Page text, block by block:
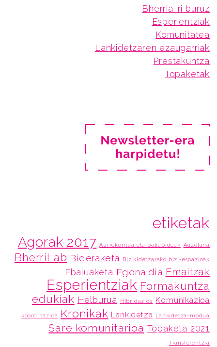
Bherria-ri buruz
Esperientziak
Komunitatea
Lankidetzaren ezaugarriak
Prestakuntza
Topaketak
etiketak
Agorak 2017 Aurrekontua eta baliabideak Auzolana
BherriLab Bideraketa Bizikidetzarako bizi-espazioak
Ebaluaketa Egonaldia Emaitzak
Esperientziak Formakuntza
edukiak Helburua Hibridazioa Komunikazioa
koordinazioa Kronikak Lankidetza Lankidetza-modua
Sare komunitarioa Topaketa 2021
Transferentzia